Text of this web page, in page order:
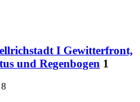
I Gewitterfront,
und Regenbogen 1
8